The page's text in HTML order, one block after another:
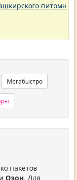
Мегабыстро
пакетов
Озон. Для